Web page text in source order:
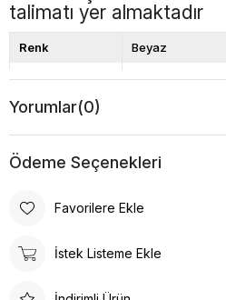
talimatı yer almaktadır
Renk Beyaz
Kalıp Bol Kalıp
Boy
Desen Düz
Yorumlar(0)
Ödeme Seçenekleri
Favorilere Ekle
İstek Listeme Ekle